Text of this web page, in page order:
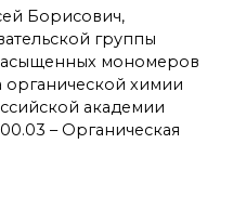
Борисович,
группы
мономеров
органической химии
академии
– Органическая